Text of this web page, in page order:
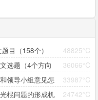
48825°C
目（158个）
36066°C
选题（4个方向
33987°C
领导小组意见怎
24742°C
棍问题的形成机